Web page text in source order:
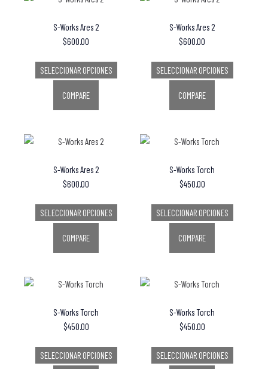
S-Works Ares 2
$600.00
SELECCIONAR OPCIONES
COMPARE
S-Works Ares 2
$600.00
SELECCIONAR OPCIONES
COMPARE
S-Works Ares 2
$600.00
SELECCIONAR OPCIONES
COMPARE
S-Works Torch
$450.00
SELECCIONAR OPCIONES
COMPARE
S-Works Torch
$450.00
SELECCIONAR OPCIONES
S-Works Torch
$450.00
SELECCIONAR OPCIONES